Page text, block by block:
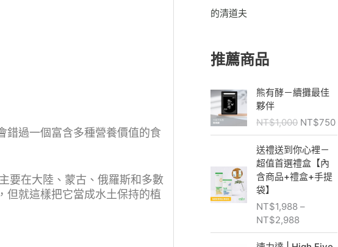
錯過一個富含多種營養價值的食
要在大陸、蒙古、俄羅斯和多數
但就這樣把它當成水土保持的植
的清道夫
推薦商品
熊有酵－續攤最佳
夥伴
NT$1,000
原
始
格
N
T
$
,
0
NT$750
送禮送到你心裡－
超值首選禮盒【內
含商品+禮盒+手提
袋】
NT$1,988 –
NT$2,988
價
格
範
圍
N
T
原